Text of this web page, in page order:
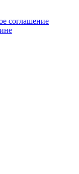
соглашение